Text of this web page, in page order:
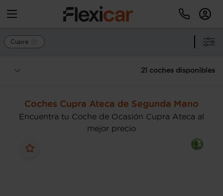
Cupra
21 coches disponibles
Coches Cupra Ateca de Segunda Mano
Encuentra tu Coche de Ocasión Cupra Ateca al
mejor precio